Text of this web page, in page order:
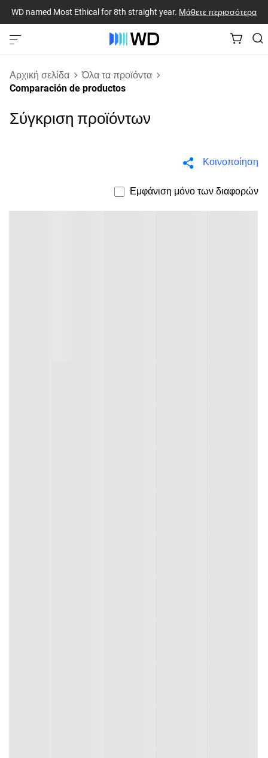
WD named Most Ethical for 8th straight year. Μάθετε περισσότερα
Αρχική σελίδα
Όλα τα προϊόντα
Comparación de productos
Σύγκριση προϊόντων
Κοινοποίηση
Εμφάνιση μόνο των διαφορών